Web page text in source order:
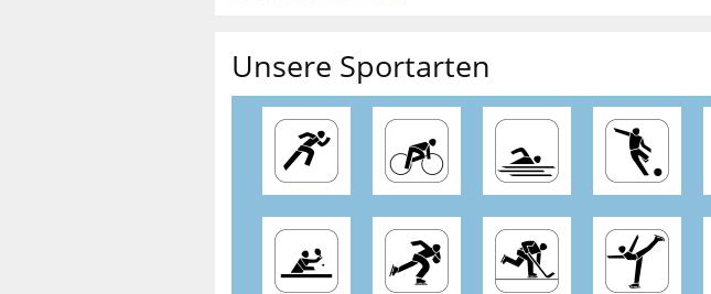
Unsere Sportarten